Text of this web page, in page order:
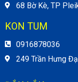
68 Bờ Kè, TP
KON TUM
0916878036
249 Trần Hưng